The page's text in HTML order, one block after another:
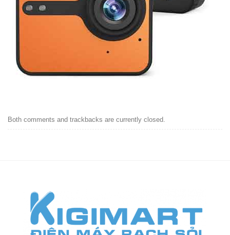
Both comments and trackbacks are currently closed.